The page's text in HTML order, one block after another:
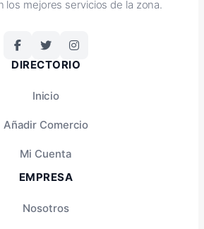
los mejores servicios de la zona.
DIRECTORIO
Inicio
Añadir Comercio
Mi Cuenta
EMPRESA
Nosotros